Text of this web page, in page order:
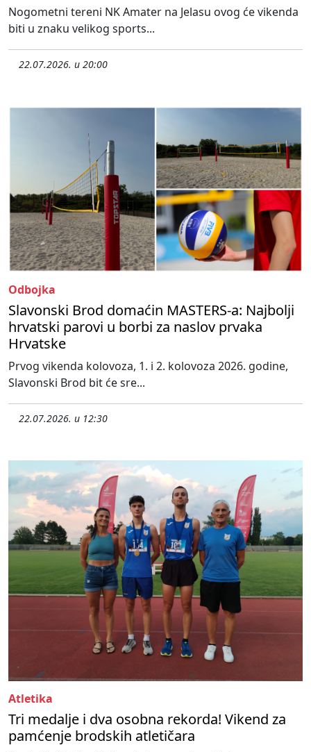
Nogometni tereni NK Amater na Jelasu ovog će vikenda
biti u znaku velikog sports...
22.07.2026. u 20:00
Odbojka
Slavonski Brod domaćin MASTERS-a: Najbolji
hrvatski parovi u borbi za naslov prvaka
Hrvatske
Prvog vikenda kolovoza, 1. i 2. kolovoza 2026. godine,
Slavonski Brod bit će sre...
22.07.2026. u 12:30
Atletika
Tri medalje i dva osobna rekorda! Vikend za
pamćenje brodskih atletičara